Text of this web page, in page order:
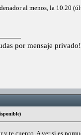
al menos, la 10.20
por mensaje
y te cuento. A ver si es